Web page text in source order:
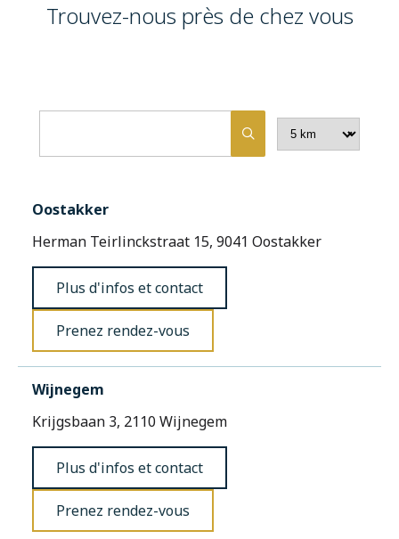
Trouvez-nous près de chez vous
Oostakker
Herman Teirlinckstraat 15, 9041 Oostakker
Plus d'infos et contact
Prenez rendez-vous
Wijnegem
Krijgsbaan 3, 2110 Wijnegem
Plus d'infos et contact
Prenez rendez-vous